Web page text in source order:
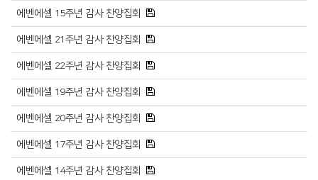
에벤에셀 15주년 감사 찬양집회
에벤에셀 21주년 감사 찬양집회
에벤에셀 22주년 감사 찬양집회
에벤에셀 19주년 감사 찬양집회
에벤에셀 20주년 감사 찬양집회
에벤에셀 17주년 감사 찬양집회
에벤에셀 14주년 감사 찬양집회